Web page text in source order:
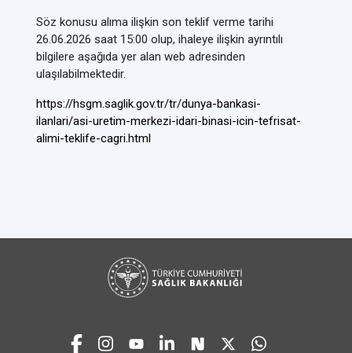
Söz konusu alıma ilişkin son teklif verme tarihi
26.06.2026 saat 15:00 olup, ihaleye ilişkin ayrıntılı
bilgilere aşağıda yer alan web adresinden
ulaşılabilmektedir.
https://hsgm.saglik.gov.tr/tr/dunya-bankasi-
ilanlari/asi-uretim-merkezi-idari-binasi-icin-tefrisat-
alimi-teklife-cagri.html